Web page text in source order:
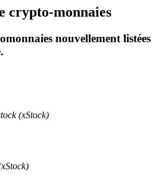
long terme et des intérêts flexibles
crypto-monnaies
nouvellement listées
.
(xStock)